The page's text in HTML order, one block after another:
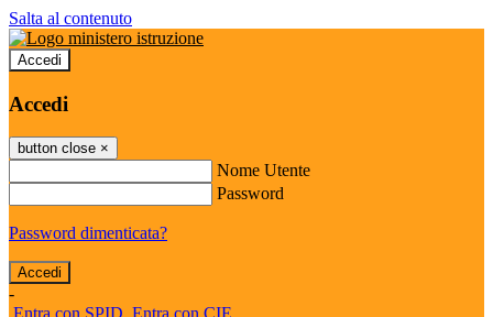
Salta al contenuto
Accedi
Accedi
button close ×
Nome Utente
Password
Password dimenticata?
-